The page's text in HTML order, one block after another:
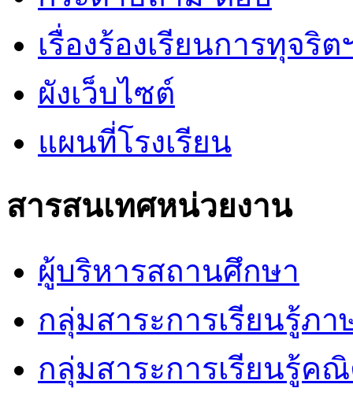
เรื่องร้องเรียนการทุจริต
ผังเว็บไซต์
แผนที่โรงเรียน
สารสนเทศหน่วยงาน
ผู้บริหารสถานศึกษา
กลุ่มสาระการเรียนรู้ภา
กลุ่มสาระการเรียนรู้ค